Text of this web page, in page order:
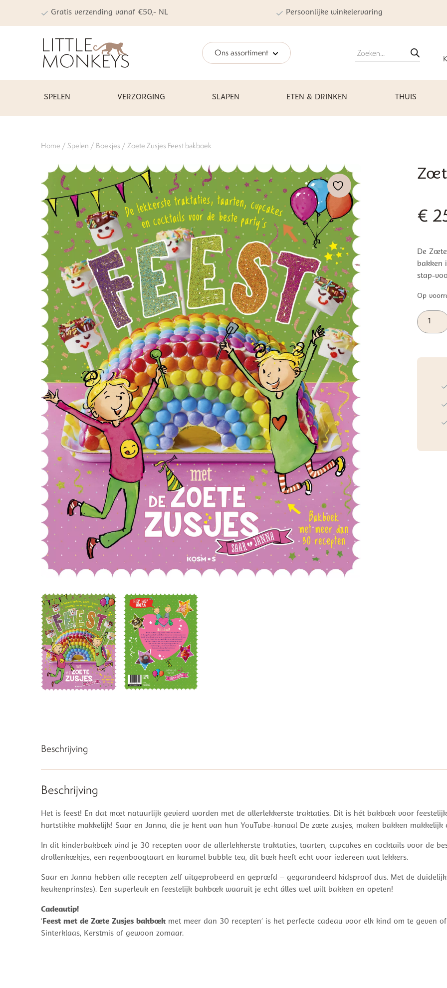
Gratis verzending vanaf €50,- NL Persoonlijke winkelervaring
Ons assortiment Producten
zoeken
SPELEN VERZORGING SLAPEN ETEN & DRINKEN THUIS
Home / Spelen / Boekjes / Zoete Zusjes Feest bakboek
€
De
bakken
stap-
Op
Zoete
Zusjes
aantal
Beschrijving
Beschrijving
Het is feest! En dat moet natuurlijk gevierd worden met de allerlekkerste traktaties. Dit is hét bakboek voor
hartstikke makkelijk! Saar en Janna, die je kent van hun YouTube-kanaal De zoete zusjes, maken bakken
In dit kinderbakboek vind je 30 recepten voor de allerlekkerste traktaties, taarten, cupcakes en cocktails voor de
drollenkoekjes, een regenboogtaart en karamel bubble tea, dit boek heeft echt voor iedereen wat lekkers.
Saar en Janna hebben alle recepten zelf uitgeprobeerd en geproefd – gegarandeerd kidsproof dus. Met de
keukenprins(es). Een superleuk en feestelijk bakboek waaruit je echt álles wel wilt bakken en opeten!
Cadeautip!
‘Feest met de Zoete Zusjes bakboek met meer dan 30 recepten’ is het perfecte cadeau voor elk kind om te geven
Sinterklaas, Kerstmis of gewoon zomaar.